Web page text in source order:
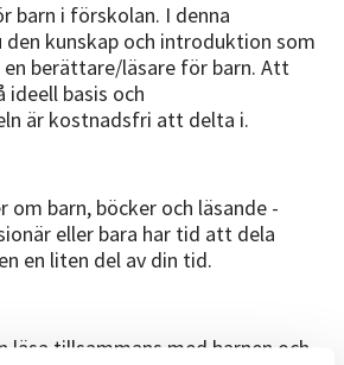
barn i förskolan. I denna
kunskap och introduktion som
berättare/läsare för barn. Att
ideell basis och
är kostnadsfri att delta i.
om barn, böcker och läsande -
eller bara har tid att dela
en liten del av din tid.
läsa tillsammans med barnen och